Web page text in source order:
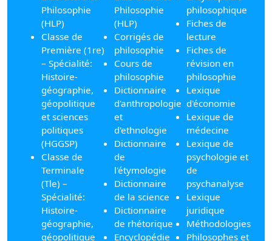
Philosophie
(HLP)
Classe de
Première (1re)
– Spécialité:
Histoire-
géographie,
géopolitique
et sciences
politiques
(HGGSP)
Classe de
Terminale
(Tle) –
Spécialité:
Histoire-
géographie,
géopolitique
Philosophie
(HLP)
Corrigés de
philosophie
Cours de
philosophie
Dictionnaire
d'anthropologie
et
d'ethnologie
Dictionnaire
de
l'étymologie
Dictionnaire
de la science
Dictionnaire
de rhétorique
Encyclopédie
philosophique
Fiches de
lecture
Fiches de
révision en
philosophie
Lexique
d'économie
Lexique de
médecine
Lexique de
psychologie et
de
psychanalyse
Lexique
juridique
Méthodologies
Philosophes et